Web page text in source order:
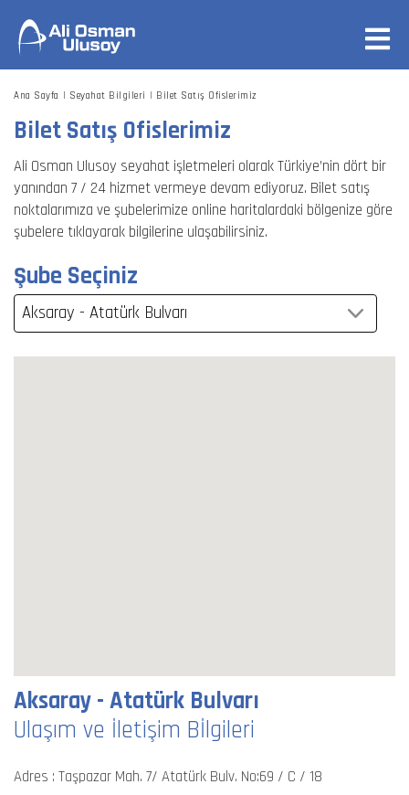
Ana Sayfa Seyahat Bilgileri
Bilet Satış Ofislerimiz
Bilet Satış Ofislerimiz
Ali Osman Ulusoy seyahat işletmeleri olarak Türkiye’nin dört bir
yanından 7 / 24 hizmet vermeye devam ediyoruz. Bilet satış
noktalarımıza ve şubelerimize online haritalardaki bölgenize göre
şubelere tıklayarak bilgilerine ulaşabilirsiniz.
Şube Seçiniz
Aksaray - Atatürk Bulvarı
Aksaray - Atatürk Bulvarı
Ulaşım ve İletişim Bİlgileri
Adres : Taşpazar Mah. 7/ Atatürk Bulv. No:69 / C / 18